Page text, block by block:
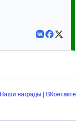
Наши награды
ВКонтакте